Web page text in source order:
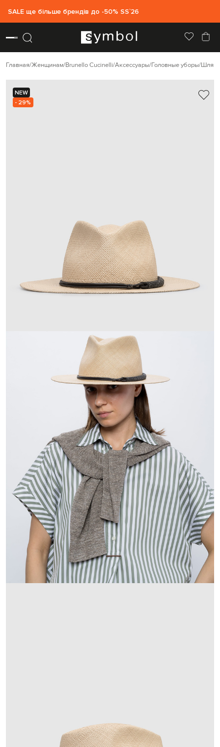
SALE ще більше брендів до -50% SS`26
Главная Женщинам Brunello Cucinelli Аксессуары Головные уборы
NEW
- 29%